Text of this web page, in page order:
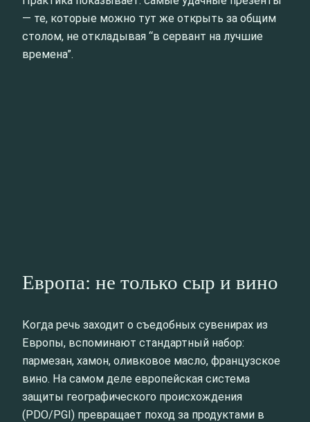
— те, которые можно тут же открыть за общим
столом, не откладывая “в сервант на лучшие
времена”.
Европа: не только сыр и вино
Когда речь заходит о съедобных сувенирах из
Европы, вспоминают стандартный набор:
пармезан, хамон, оливковое масло, французское
вино. На самом деле европейская система
защиты географического происхождения
(PDO/PGI) превращает поход за продуктами в